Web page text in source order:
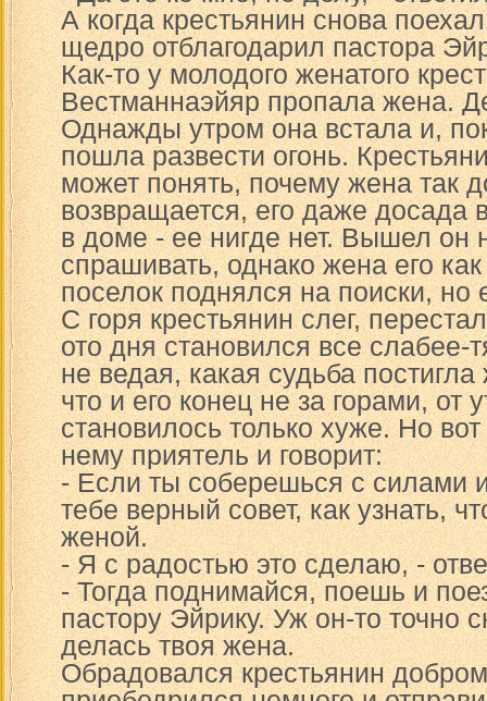
А когда крестьянин снова
щедро отблагодарил пастора
Как-то у молодого женатого
Вестманнаэйяр пропала жена.
Однажды утром она встала и,
пошла развести огонь.
может понять, почему жена так
возвращается, его даже досада
в доме - ее нигде нет. Вышел он
спрашивать, однако жена его
поселок поднялся на поиски, но
С горя крестьянин слег,
ото дня становился все
не ведая, какая судьба
что и его конец не за горами, от
становилось только хуже. Но
нему приятель и говорит:
- Если ты соберешься с силами
тебе верный совет, как узнать,
женой.
- Я с радостью это сделаю, -
- Тогда поднимайся, поешь и
пастору Эйрику. Уж он-то точно
делась твоя жена.
Обрадовался крестьянин